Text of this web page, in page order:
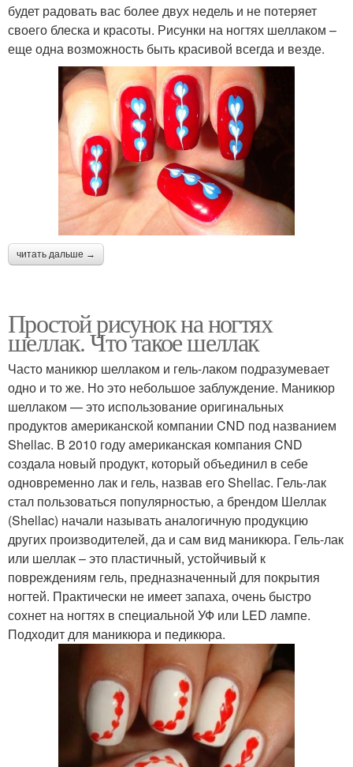
будет радовать вас более двух недель и не потеряет
своего блеска и красоты. Рисунки на ногтях шеллаком –
еще одна возможность быть красивой всегда и везде.
читать дальше →
Простой рисунок на ногтях
шеллак. Что такое шеллак
Часто маникюр шеллаком и гель-лаком подразумевает
одно и то же. Но это небольшое заблуждение. Маникюр
шеллаком — это использование оригинальных
продуктов американской компании CND под названием
Shellac. В 2010 году американская компания CND
создала новый продукт, который объединил в себе
одновременно лак и гель, назвав его Shellac. Гель-лак
стал пользоваться популярностью, а брендом Шеллак
(Shellac) начали называть аналогичную продукцию
других производителей, да и сам вид маникюра. Гель-лак
или шеллак – это пластичный, устойчивый к
повреждениям гель, предназначенный для покрытия
ногтей. Практически не имеет запаха, очень быстро
сохнет на ногтях в специальной УФ или LED лампе.
Подходит для маникюра и педикюра.